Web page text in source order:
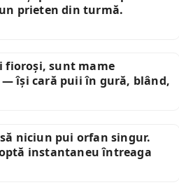
prieten din turmă.
fioroși, sunt mame
își cară puii în gură, blând,
niciun pui orfan singur.
instantaneu întreaga